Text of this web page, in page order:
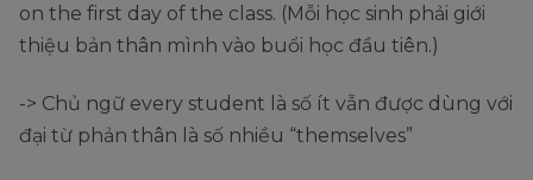
on the first day of the class. (Mỗi học sinh phải giới
thiệu bản thân mình vào buổi học đầu tiên.)
-> Chủ ngữ every student là số ít vẫn được dùng với
đại từ phản thân là số nhiều “themselves”